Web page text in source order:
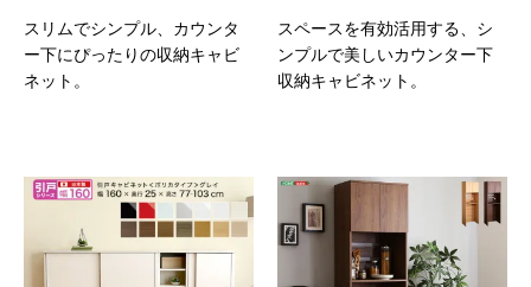
スリムでシンプル、カウンタ
ー下にぴったりの収納キャビ
ネット。
スペースを有効活用する、シ
ンプルで美しいカウンター下
収納キャビネット。